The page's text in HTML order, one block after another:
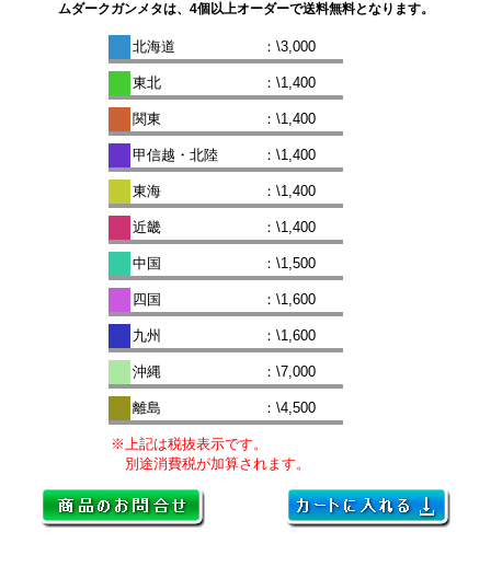
ムダークガンメタは、4個以上オーダーで送料無料となります。
北海道 ：\3,000
東北 ：\1,400
関東 ：\1,400
甲信越・北陸 ：\1,400
東海 ：\1,400
近畿 ：\1,400
中国 ：\1,500
四国 ：\1,600
九州 ：\1,600
沖縄 ：\7,000
離島 ：\4,500
※上記は税抜表示です。
別途消費税が加算されます。